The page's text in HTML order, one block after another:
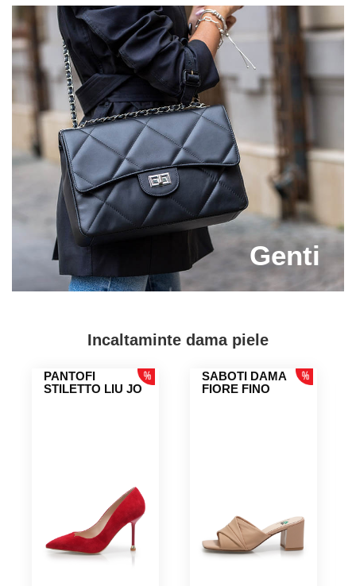
Genti
Incaltaminte dama piele
SABOTI DAMA
FIORE FINO
SABOTI DAMA
FIORE FINO